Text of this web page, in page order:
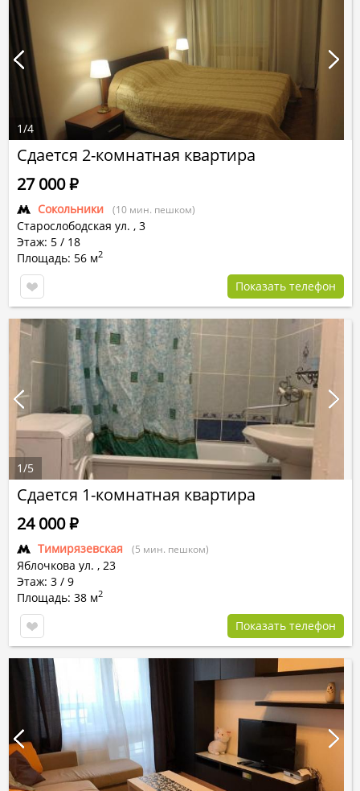
Сдается 2-комнатная квартира
Сокольники (10 мин. пешком)
Старослободская ул. , 3
Этаж: 5 / 18
Площадь: 56 м2
27 000Р
Показать телефон
1/4
Сдается 1-комнатная квартира
Тимирязевская (5 мин. пешком)
Яблочкова ул. , 23
Этаж: 3 / 9
Площадь: 38 м2
24 000Р
Показать телефон
1/5